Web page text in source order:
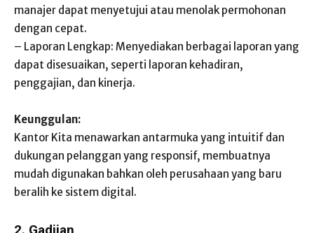
manajer dapat menyetujui atau menolak permohonan
dengan cepat.
– Laporan Lengkap: Menyediakan berbagai laporan yang
dapat disesuaikan, seperti laporan kehadiran,
penggajian, dan kinerja.
Keunggulan:
Kantor Kita menawarkan antarmuka yang intuitif dan
dukungan pelanggan yang responsif, membuatnya
mudah digunakan bahkan oleh perusahaan yang baru
beralih ke sistem digital.